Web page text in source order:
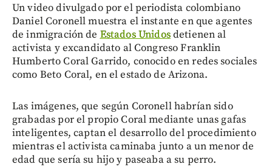
Un video divulgado por el periodista colombiano
Daniel Coronell muestra el instante en que agentes
de inmigración de Estados Unidosdetienen al
activista y excandidato al Congreso Franklin
Humberto Coral Garrido, conocido en redes sociales
como Beto Coral, en el estado de Arizona.
Las imágenes, que según Coronell habrían sido
grabadas por el propio Coral mediante unas gafas
inteligentes, captan el desarrollo del procedimiento
mientras el activista caminaba junto a un menor de
edad que sería su hijo y paseaba a su perro.